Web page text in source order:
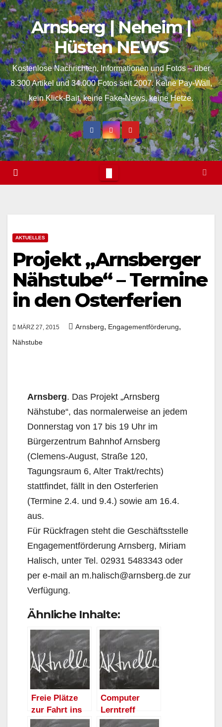
springen
Skip
to
content
Arnsberg | Neheim |
Hüsten NEWS
Kostenlose Nachrichten, Informationen und Fotos – über
8.300 Artikel und 34.000 Fotos seit 2007. Keine Pay-Wall,
kein Klick-Bait, keine Fake-News, keine Hetze.
AKTUELLES
Projekt „Arnsberger
Nähstube“ – Termine
in den Osterferien
MÄRZ 27, 2015 Arnsberg, Engagementförderung,
Nähstube
Arnsberg. Das Projekt „Arnsberg
Nähstube“, das normalerweise an jedem
Donnerstag von 17 bis 19 Uhr im
Bürgerzentrum Bahnhof Arnsberg
(Clemens-August, Straße 120,
Tagungsraum 6, Alter Trakt/rechts)
stattfindet, fällt in den Osterferien
(Termine 2.4. und 9.4.) sowie am 16.4.
aus.
Für Rückfragen steht die Geschäftsstelle
Engagementförderung Arnsberg, Miriam
Halisch, unter Tel. 02931 5483343 oder
per e-mail an m.halisch@arnsberg.de zur
Verfügung.
Ähnliche Inhalte:
Freie Plätze
zur Fahrt ins
Kunstmuseum
Computer
Lerntreff
Arnsberg